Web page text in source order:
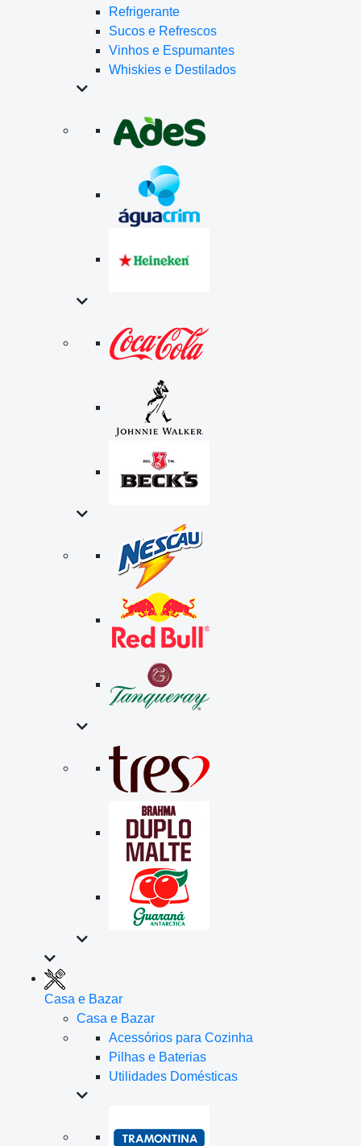
Refrigerante
Sucos e Refrescos
Vinhos e Espumantes
Whiskies e Destilados
Casa e Bazar
Casa e Bazar
Acessórios para Cozinha
Pilhas e Baterias
Utilidades Domésticas